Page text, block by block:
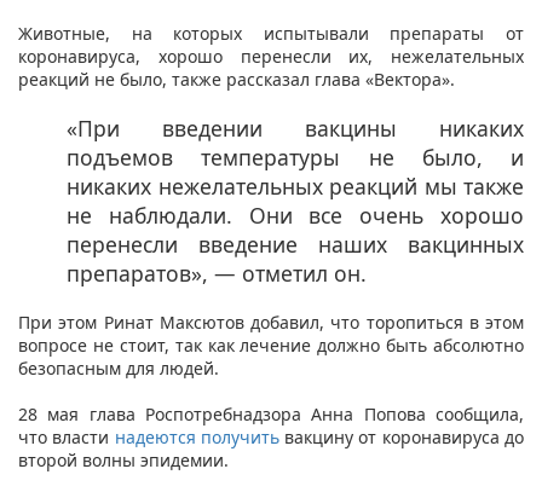
Животные, на которых испытывали препараты от
коронавируса, хорошо перенесли их, нежелательных
реакций не было, также рассказал глава «Вектора».
«При введении вакцины никаких
подъемов температуры не было, и
никаких нежелательных реакций мы также
не наблюдали. Они все очень хорошо
перенесли введение наших вакцинных
препаратов», — отметил он.
При этом Ринат Максютов добавил, что торопиться в этом
вопросе не стоит, так как лечение должно быть абсолютно
безопасным для людей.
28 мая глава Роспотребнадзора Анна Попова сообщила,
что власти надеются получитьвакцину от коронавируса до
второй волны эпидемии.